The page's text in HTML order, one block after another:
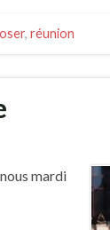
, réunion
mardi